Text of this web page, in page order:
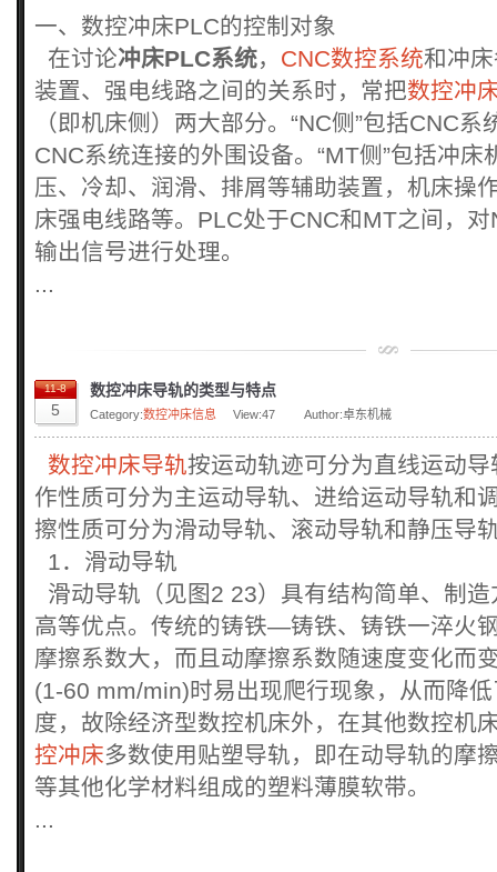
一、数控冲床PLC的控制对象
在讨论冲床PLC系统， CNC数控系统和冲
装置、强电线路之间的关系时，常把数控冲
（即机床侧）两大部分。“NC侧”包括CNC
CNC系统连接的外围设备。“MT侧”包括冲
压、冷却、润滑、排屑等辅助装置，机床操
床强电线路等。PLC处于CNC和MT之间，
输出信号进行处理。
...
11-8
5
数控冲床导轨的类型与特点
Category:数控冲床信息 View:47 Author:卓东机械
数控冲床导轨按运动轨迹可分为直线运动
作性质可分为主运动导轨、进给运动导轨和
擦性质可分为滑动导轨、滚动导轨和静压导
1．滑动导轨
滑动导轨（见图2 23）具有结构简单、制
高等优点。传统的铸铁—铸铁、铸铁一淬火
摩擦系数大，而且动摩擦系数随速度变化而
(1-60 mm/min)时易出现爬行现象，从而降
度，故除经济型数控机床外，在其他数控机
控冲床多数使用贴塑导轨，即在动导轨的摩
等其他化学材料组成的塑料薄膜软带。
...